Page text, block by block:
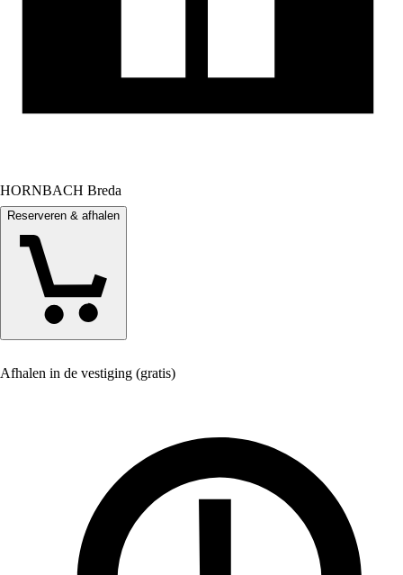
HORNBACH Breda
Reserveren & afhalen
Afhalen in de vestiging (gratis)